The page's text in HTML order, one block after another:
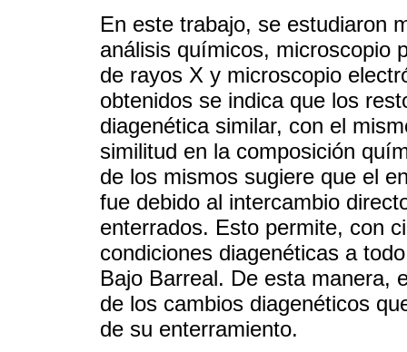
En este trabajo, se estudiaron
análisis químicos, microscopio
de rayos X y microscopio
obtenidos se indica que los
diagenética similar, con el
similitud en la composición
de los mismos sugiere que el
fue debido al intercambio
enterrados. Esto permite, con
condiciones diagenéticas a
Bajo Barreal. De esta manera,
de los cambios diagenéticos
de su enterramiento.